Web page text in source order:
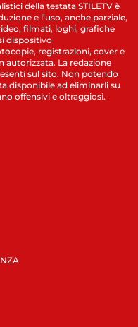
della testata STILETV è
e l’uso, anche parziale,
filmati, loghi, grafiche
dispositivo
registrazioni, cover e
autorizzata. La redazione
sul sito. Non potendo
disponibile ad eliminarli su
offensivi e oltraggiosi.